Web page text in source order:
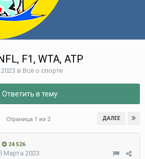
F1, WTA, ATP
в Всё о спорте
Ответить в тему
ДАЛЕЕ
Страница 1 из 2
24 526
Марта 2023